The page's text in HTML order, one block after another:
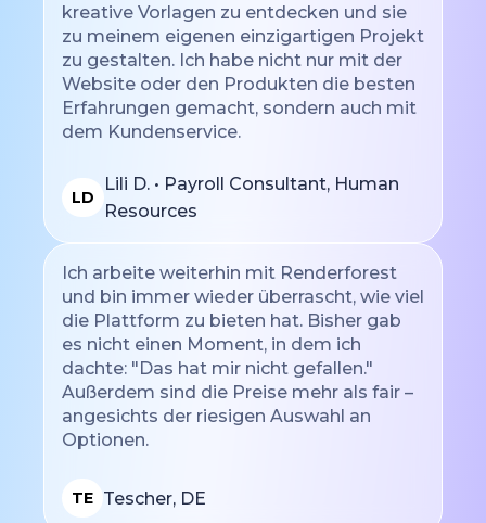
kreative Vorlagen zu entdecken und sie
zu meinem eigenen einzigartigen Projekt
zu gestalten. Ich habe nicht nur mit der
Website oder den Produkten die besten
Erfahrungen gemacht, sondern auch mit
dem Kundenservice.
LD
Lili D. • Payroll Consultant, Human
Resources
Ich arbeite weiterhin mit Renderforest
und bin immer wieder überrascht, wie viel
die Plattform zu bieten hat. Bisher gab
es nicht einen Moment, in dem ich
dachte: "Das hat mir nicht gefallen."
Außerdem sind die Preise mehr als fair –
angesichts der riesigen Auswahl an
Optionen.
TE Tescher, DE